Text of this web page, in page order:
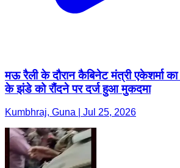
मऊ रैली के दौरान कैबिनेट मंत्री एकेशर्मा का
के झंडे को रौंदने पर दर्ज हुआ मुकदमा
Kumbhraj, Guna | Jul 25, 2026